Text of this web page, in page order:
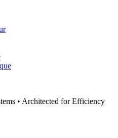
• Architected for Efficiency